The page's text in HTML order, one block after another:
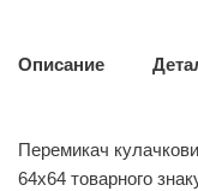
Описание
Перемикач
64х64 товарного